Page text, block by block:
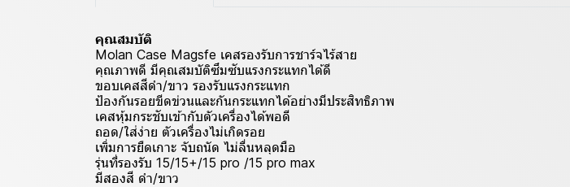
คุณสมบัติ
Molan Case Magsfe เคสรองรับการชาร์จไร้สาย
คุณภาพดี มีคุณสมบัติซึมซับแรงกระแทกได้ดี
ขอบเคสสีดำ/ขาว รองรับแรงกระแทก
ป้องกันรอยขีดข่วนและกันกระแทกได้อย่างมีประสิทธิภาพ
เคสหุ้มกระชับเข้ากับตัวเครื่องได้พอดี
ถอด/ใส่ง่าย ตัวเครื่องไม่เกิดรอย
เพิ่มการยืดเกาะ จับถนัด ไม่ลื่นหลุดมือ
รุ่นที่รองรับ 15/15+/15 pro /15 pro max
มีสองสี ดำ/ขาว